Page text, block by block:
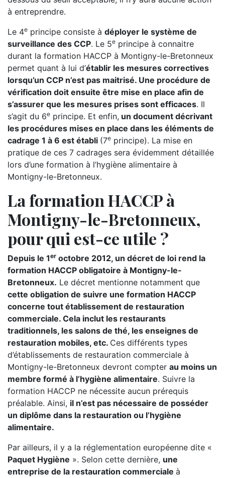
à entreprendre.
Le 4e principe consiste à déployer le système de
surveillance des CCP. Le 5e principe à connaitre
durant la formation HACCP à Montigny-le-Bretonneux
permet quant à lui d’établir les mesures correctives
lorsqu’un CCP n’est pas maitrisé. Une procédure de
vérification doit ensuite être mise en place afin de
s’assurer que les mesures prises sont efficaces. Il
s’agit du 6e principe. Et enfin, un document décrivant
les procédures mises en place dans les éléments de
cadrage 1 à 6 est établi (7e principe). La mise en
pratique de ces 7 cadrages sera évidemment détaillée
lors d’une formation à l’hygiène alimentaire à
Montigny-le-Bretonneux.
La formation HACCP à
Montigny-le-Bretonneux,
pour qui est-ce utile ?
Depuis le 1er octobre 2012, un décret de loi rend la
formation HACCP obligatoire à Montigny-le-
Bretonneux. Le décret mentionne notamment que
cette obligation de suivre une formation HACCP
concerne tout établissement de restauration
commerciale. Cela inclut les restaurants
traditionnels, les salons de thé, les enseignes de
restauration mobiles, etc. Ces différents types
d’établissements de restauration commerciale à
Montigny-le-Bretonneux devront compter au moins un
membre formé à l’hygiène alimentaire. Suivre la
formation HACCP ne nécessite aucun prérequis
préalable. Ainsi, il n’est pas nécessaire de posséder
un diplôme dans la restauration ou l’hygiène
alimentaire.
Par ailleurs, il y a la réglementation européenne dite «
Paquet Hygiène ». Selon cette dernière, une
entreprise de la restauration commerciale à